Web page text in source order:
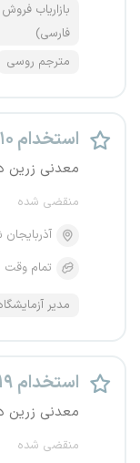
بازاریاب
فارسی)
مترجم روسی
استخدام ۱۰ عنوان شغلی
معدنی زرین
منقضی شده
تمام وقت
مدیر
استخدام ۱۹ عنوان شغلی
معدنی زرین
منقضی شده